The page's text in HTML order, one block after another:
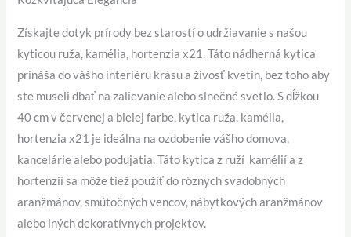
Získajte dotyk prírody bez starostí o udržiavanie s našou
kyticou ruža, kamélia, hortenzia x21. Táto nádherná kytica
prináša do vášho interiéru krásu a živosť kvetín, bez toho aby
ste museli dbať na zalievanie alebo slnečné svetlo. S dĺžkou
40 cm v červenej a bielej farbe, kytica ruža, kamélia,
hortenzia x21 je ideálna na ozdobenie vášho domova,
kancelárie alebo podujatia. Táto kytica z ruží kamélií a z
hortenzií sa môže tiež použiť do rôznych svadobných
aranžmánov, smútočných vencov, nábytkových aranžmánov
alebo iných dekoratívnych projektov.